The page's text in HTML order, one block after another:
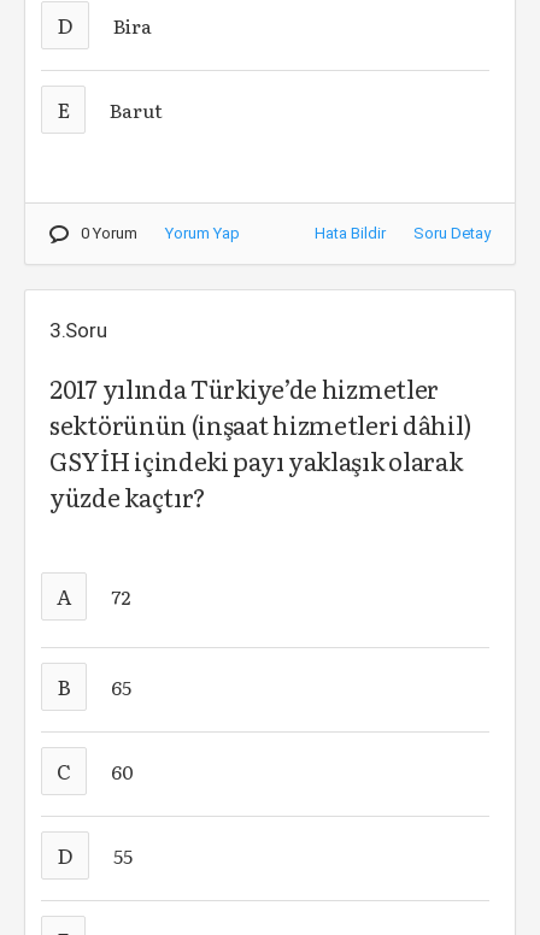
D Bira
E Barut
0 Yorum Yorum Yap Hata Bildir Soru Detay
3.Soru
2017 yılında Türkiye’de hizmetler
sektörünün (inşaat hizmetleri dâhil)
GSYİH içindeki payı yaklaşık olarak
yüzde kaçtır?
A 72
B 65
C 60
D 55